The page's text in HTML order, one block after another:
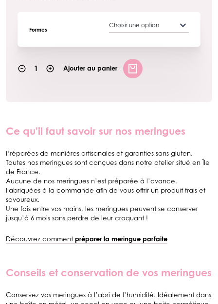
Formes
Ajouter au panier
Ce qu'il faut savoir sur nos meringues
Préparées de manières artisanales et garanties sans gluten.
Toutes nos meringues sont conçues dans notre atelier situé en Île
de France.
Aucune de nos meringues n’est préparée à l’avance.
Fabriquées à la commande afin de vous offrir un produit frais et
savoureux.
Une fois entre vos mains, les meringues peuvent se conserver
jusqu’à 6 mois sans perdre de leur croquant !
Découvrez commentpréparer la meringue parfaite
Conseils et conservation de vos meringues
Conservez vos meringues à l’abri de l’humidité. Idéalement dans